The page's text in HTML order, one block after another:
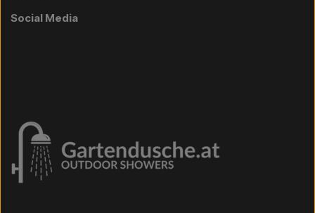
Social Media